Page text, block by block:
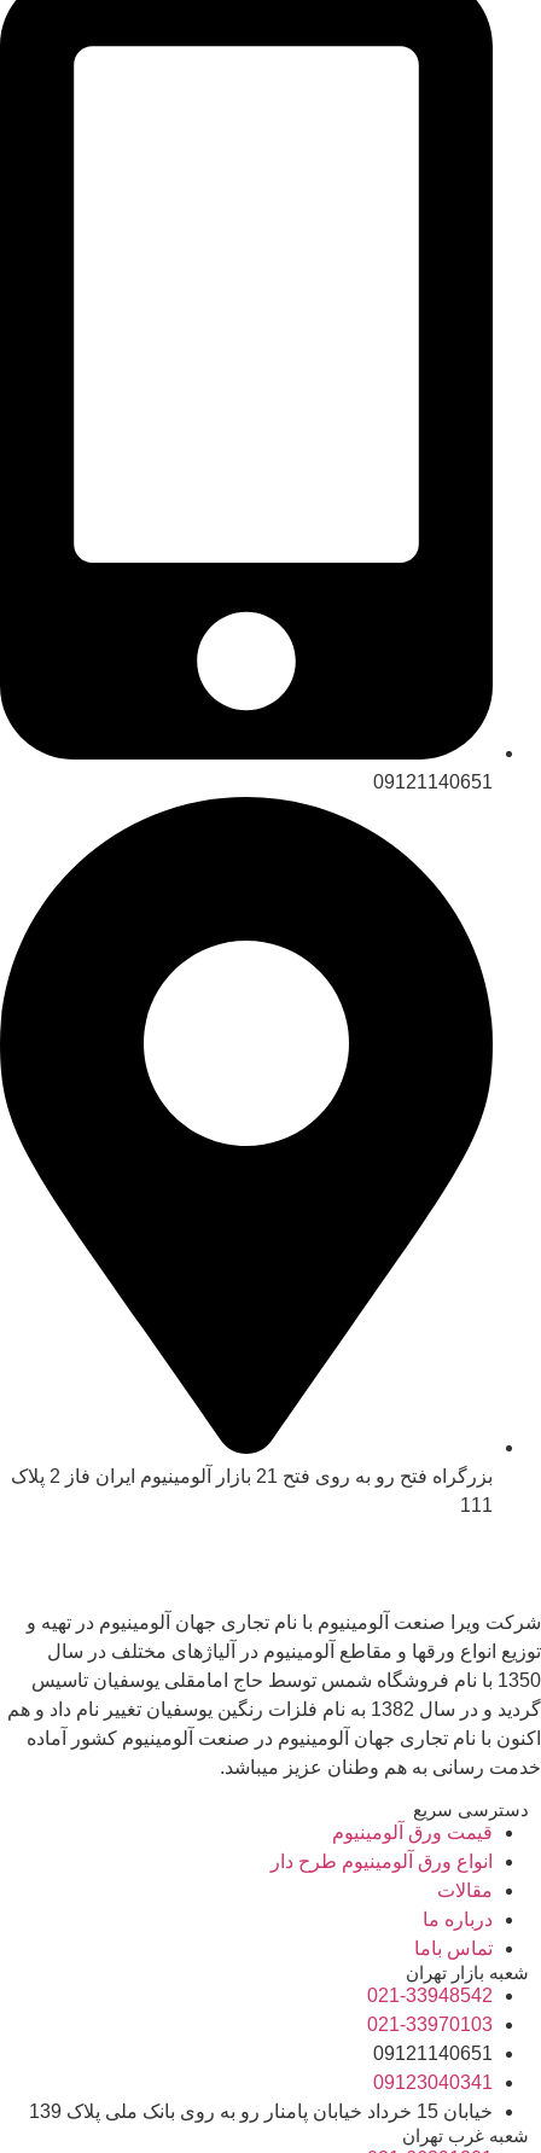
09121140651
بزرگراه فتح رو به روی فتح 21 بازار آلومینیوم ایران فاز 2 پلاک
111
شرکت ویرا صنعت آلومینیوم با نام تجاری جهان آلومینیوم در تهیه و
توزیع انواع ورقها و مقاطع آلومینیوم در آلیاژهای مختلف در سال
1350 با نام فروشگاه شمس توسط حاج امامقلی یوسفیان تاسیس
گردید و در سال 1382 به نام فلزات رنگین یوسفیان تغییر نام داد و هم
اکنون با نام تجاری جهان آلومینیوم در صنعت آلومینیوم کشور آماده
خدمت رسانی به هم وطنان عزیز میباشد.
دسترسی سریع
قیمت ورق آلومینیوم
انواع ورق آلومینیوم طرح دار
مقالات
درباره ما
تماس باما
شعبه بازار تهران
021-33948542
021-33970103
09121140651
09123040341
خیابان 15 خرداد خیابان پامنار رو به روی بانک ملی پلاک 139
شعبه غرب تهران